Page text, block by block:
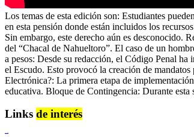
Los temas de esta edición son: Estudiantes
en esta pensión donde están incluidos los
Sin embargo, este derecho aún es
del “Chacal de Nahueltoro”. El caso de un
a pesos: Desde su redacción, el Código Penal
el Escudo. Esto provocó la creación de
Electrónica?: La primera etapa de
educativa. Bloque de Contingencia: Durante
Links de interés